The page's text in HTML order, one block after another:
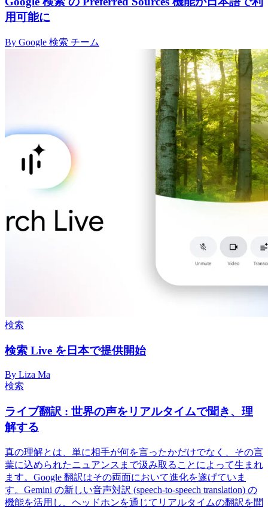
用可能に
By Google 検索 チーム
検索
検索 Live を日本で提供開始
By Liza Ma
検索
ライブ翻訳 : 世界の声をリアルタイムで聞き、理
解する
真の理解とは、単に相手が何を言ったかだけでなく、その言
葉に込められたニュアンスまで汲み取ることによって生まれ
ます。Google 翻訳はその両面において進化を遂げていま
す。Gemini の新しい音声対訳 (speech-to-speech translation) の
機能を活用し、ヘッドホンを通じてリアルタイムの翻訳を聞